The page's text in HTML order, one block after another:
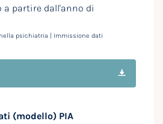
a partire dall'anno di
psichiatria | Immissione dati
(modello) PIA